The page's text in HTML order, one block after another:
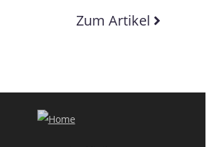
Zum Artikel